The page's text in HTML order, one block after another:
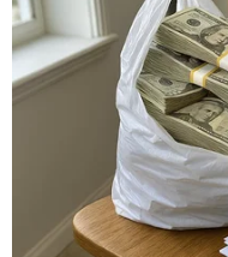
Ban tổ chức dự kiến
thơ, mô hình biểu
âm nhạc cổ điển
nhiều